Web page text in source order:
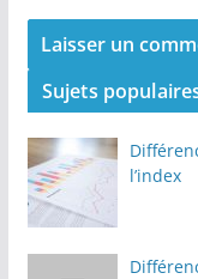
Sujets
l’index